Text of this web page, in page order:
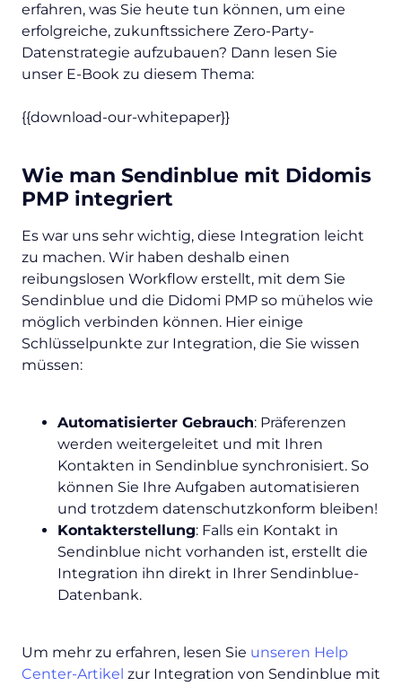
erfahren, was Sie heute tun können, um eine
erfolgreiche, zukunftssichere Zero-Party-
Datenstrategie aufzubauen? Dann lesen Sie
unser E-Book zu diesem Thema:
{{download-our-whitepaper}}
Wie man Sendinblue mit Didomis
PMP integriert
Es war uns sehr wichtig, diese Integration leicht
zu machen. Wir haben deshalb einen
reibungslosen Workflow erstellt, mit dem Sie
Sendinblue und die Didomi PMP so mühelos wie
möglich verbinden können. Hier einige
Schlüsselpunkte zur Integration, die Sie wissen
müssen:
Automatisierter Gebrauch: Präferenzen
werden weitergeleitet und mit Ihren
Kontakten in Sendinblue synchronisiert. So
können Sie Ihre Aufgaben automatisieren
und trotzdem datenschutzkonform bleiben!
Kontakterstellung: Falls ein Kontakt in
Sendinblue nicht vorhanden ist, erstellt die
Integration ihn direkt in Ihrer Sendinblue-
Datenbank.
Um mehr zu erfahren, lesen Sie unseren Help
Center-Artikel zur Integration von Sendinblue mit